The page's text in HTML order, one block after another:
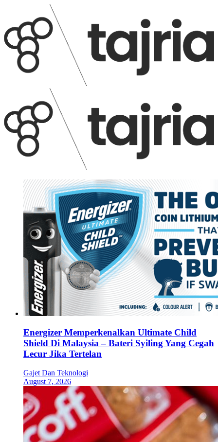
Energizer Memperkenalkan Ultimate Child
Shield Di Malaysia – Bateri Syiling Yang Cegah
Lecur Jika Tertelan
Gajet Dan Teknologi
August 7, 2026